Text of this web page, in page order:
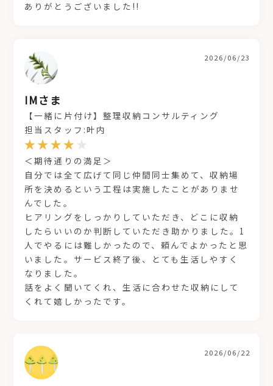
ありがとうございました!!
IMさま
2026/06/23
【一緒に片付け】整理収納コンサルティング
担当スタッフ:叶内
＜期待通りの満足＞
自分では全て広げて同じ仲間同士集めて、収納場
所を決めるという工程は実施したことがありませ
んでした。
ヒアリングをしっかりしていただき、どこに収納
したらいいのか判断していただき助かりました。1
人でやるには難しかったので、頼んでよかったと思
いました。サービス終了後、とても生活しやすく
なりました。
話をよく聞いてくれ、生活に合わせた収納にして
くれて嬉しかったです。
2026/06/22